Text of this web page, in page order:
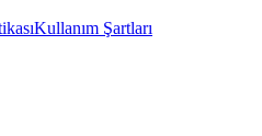
Kullanım Şartları